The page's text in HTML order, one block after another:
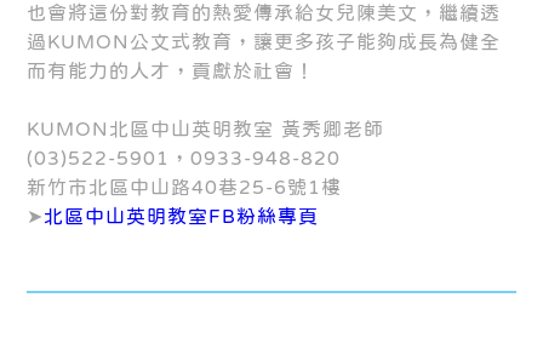
也會將這份對教育的熱愛傳承給女兒陳美文，繼續透
過KUMON公文式教育，讓更多孩子能夠成長為健全
而有能力的人才，貢獻於社會！
KUMON北區中山英明教室 黃秀卿老師
(03)522-5901，0933-948-820
新竹市北區中山路40巷25-6號1樓
➤北區中山英明教室FB粉絲專頁